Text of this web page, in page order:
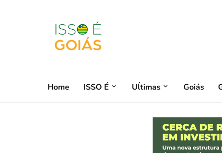
Home ISSO É Uĺtimas Goiás